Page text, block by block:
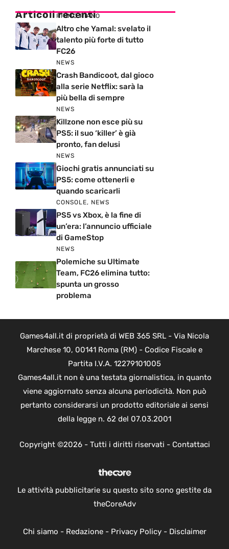
Articoli recenti
PRIMO PIANO
Altro che Yamal: svelato il
talento più forte di tutto
FC26
NEWS
Crash Bandicoot, dal gioco
alla serie Netflix: sarà la
più bella di sempre
NEWS
Killzone non esce più su
PS5: il suo ‘killer’ è già
pronto, fan delusi
NEWS
Giochi gratis annunciati su
PS5: come ottenerli e
quando scaricarli
CONSOLE, NEWS
PS5 vs Xbox, è la fine di
un’era: l’annuncio ufficiale
di GameStop
NEWS
Polemiche su Ultimate
Team, FC26 elimina tutto:
spunta un grosso
problema
Games4all.it di proprietà di WEB 365 SRL - Via Nicola
Marchese 10, 00141 Roma (RM) - Codice Fiscale e
Partita I.V.A. 12279101005
Games4all.it non è una testata giornalistica, in quanto
viene aggiornato senza alcuna periodicità. Non può
pertanto considerarsi un prodotto editoriale ai sensi
della legge n. 62 del 07.03.2001
Copyright ©2026 - Tutti i diritti riservati - Contattaci
Le attività pubblicitarie su questo sito sono gestite da
theCoreAdv
Chi siamo - Redazione- Privacy Policy- Disclaimer